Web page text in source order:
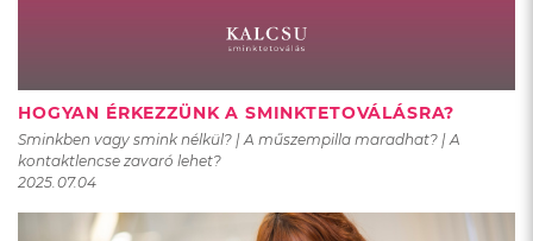
HOGYAN ÉRKEZZÜNK A SMINKTETOVÁLÁSRA?
Sminkben vagy smink nélkül? | A műszempilla maradhat? | A
kontaktlencse zavaró lehet?
2025.07.04